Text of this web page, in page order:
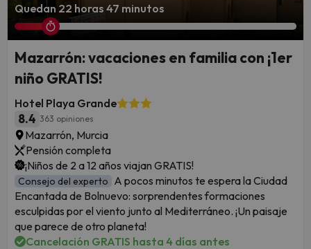
Quedan 22 horas 47 minutos
Mazarrón: vacaciones en familia con ¡1er
niño GRATIS!
Hotel Playa Grande
8.4 363 opiniones
Mazarrón, Murcia
Pensión completa
¡Niños de 2 a 12 años viajan GRATIS!
Consejo del experto A pocos minutos te espera la Ciudad
Encantada de Bolnuevo: sorprendentes formaciones
esculpidas por el viento junto al Mediterráneo. ¡Un paisaje
que parece de otro planeta!
Cancelación GRATIS hasta 4 días antes